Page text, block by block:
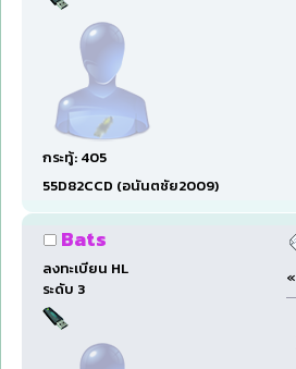
กระทู้: 405
55D82CCD (อนันตชัย2009)
Bats
ลงทะเบียน HL
ระดับ 3
«